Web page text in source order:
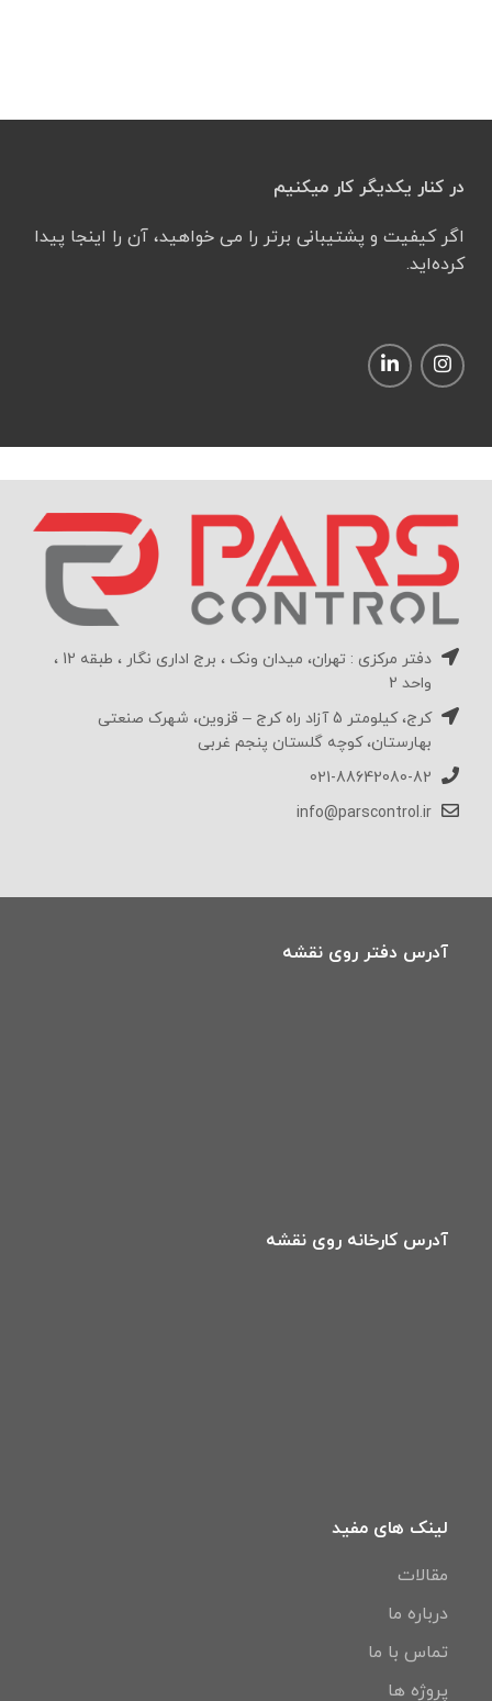
در کنار یکدیگر کار میکنیم
اگر کیفیت و پشتیبانی برتر را می خواهید، آن را اینجا پیدا
کرده‌اید.
دفتر مرکزی : تهران، میدان ونک ، برج اداری نگار ، طبقه 12 ،
واحد 2
کرج، کیلومتر 5 آزاد راه کرج – قزوین، شهرک صنعتی
بهارستان، کوچه گلستان پنجم غربی
021-88642080-82
info@parscontrol.ir
آدرس دفتر روی نقشه
آدرس کارخانه روی نقشه
لینک های مفید
مقالات
درباره ما
تماس با ما
پروژه ها